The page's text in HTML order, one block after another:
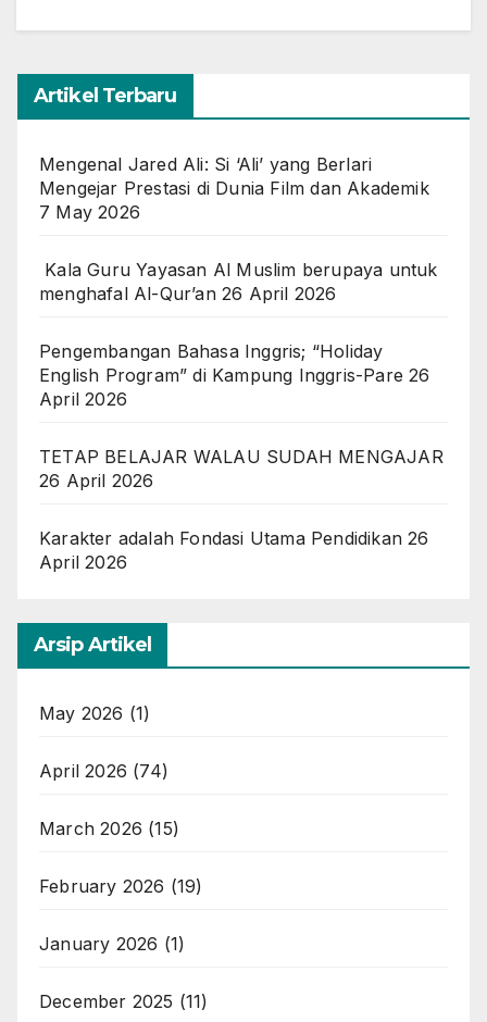
Artikel Terbaru
Mengenal Jared Ali: Si ‘Ali’ yang Berlari
Mengejar Prestasi di Dunia Film dan Akademik
7 May 2026
Kala Guru Yayasan Al Muslim berupaya untuk
menghafal Al-Qur’an 26 April 2026
Pengembangan Bahasa Inggris; “Holiday
English Program” di Kampung Inggris-Pare 26
April 2026
TETAP BELAJAR WALAU SUDAH MENGAJAR
26 April 2026
Karakter adalah Fondasi Utama Pendidikan 26
April 2026
Arsip Artikel
May 2026 (1)
April 2026 (74)
March 2026 (15)
February 2026 (19)
January 2026 (1)
December 2025 (11)